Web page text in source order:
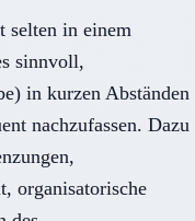
selten in einem
sinnvoll,
in kurzen Abständen
nachzufassen. Dazu
organisatorische